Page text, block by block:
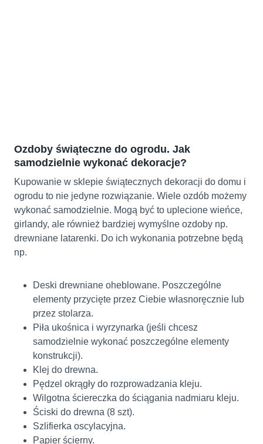
Ozdoby świąteczne do ogrodu. Jak
samodzielnie wykonać dekoracje?
Kupowanie w sklepie świątecznych dekoracji do domu i
ogrodu to nie jedyne rozwiązanie. Wiele ozdób możemy
wykonać samodzielnie. Mogą być to uplecione wieńce,
girlandy, ale również bardziej wymyślne ozdoby np.
drewniane latarenki. Do ich wykonania potrzebne będą
np.
Deski drewniane oheblowane. Poszczególne
elementy przycięte przez Ciebie własnoręcznie lub
przez stolarza.
Piła ukośnica i wyrzynarka (jeśli chcesz
samodzielnie wykonać poszczególne elementy
konstrukcji).
Klej do drewna.
Pędzel okrągły do rozprowadzania kleju.
Wilgotna ściereczka do ściągania nadmiaru kleju.
Ściski do drewna (8 szt).
Szlifierka oscylacyjna.
Papier ścierny.